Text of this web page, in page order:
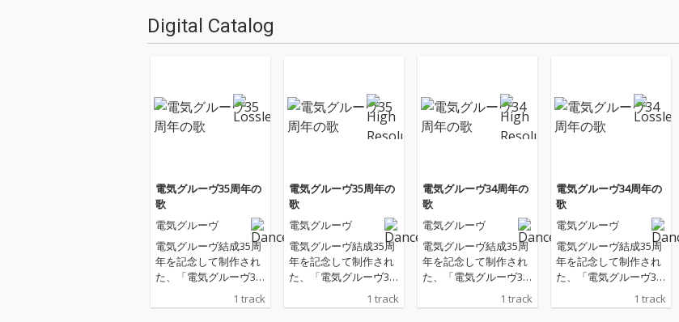
Digital Catalog
電気グルーヴ35周年の
歌
電気グルーヴ
電気グルーヴ結成35周
年を記念して制作され
た、「電気グルーヴ35
吉田サトシ、ミックス
1 track
電気グルーヴ35周年の
歌
電気グルーヴ
電気グルーヴ結成35周
年を記念して制作され
た、「電気グルーヴ35
吉田サトシ、ミックス
1 track
電気グルーヴ34周年の
歌
電気グルーヴ
電気グルーヴ結成35周
年を記念して制作され
た、「電気グルーヴ34
吉田サトシ、ミックス
1 track
電気グルーヴ34周年の
歌
電気グルーヴ
電気グルーヴ結成35周
年を記念して制作され
た、「電気グルーヴ34
吉田サトシ、ミックス
1 track